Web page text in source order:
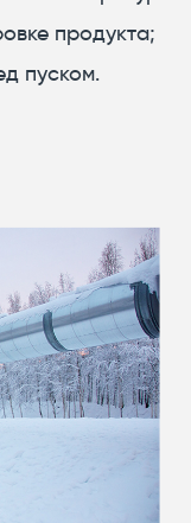
продукта;
пуском.